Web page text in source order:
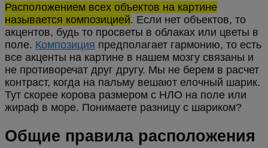
Расположением всех объектов на картине
называется композицией. Если нет объектов, то
акцентов, будь то просветы в облаках или цветы в
поле. Композиция предполагает гармонию, то есть
все акценты на картине в нашем мозгу связаны и
не противоречат друг другу. Мы не берем в расчет
контраст, когда на пальму вешают елочный шарик.
Тут скорее корова размером с НЛО на поле или
жираф в море. Понимаете разницу с шариком?
Общие правила расположения